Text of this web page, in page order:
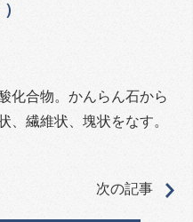
化合物。かんらん石から
、繊維状、塊状をなす。
次の記事